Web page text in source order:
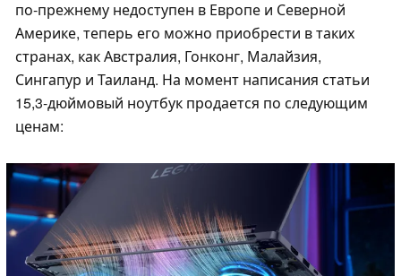
по-прежнему недоступен в Европе и Северной
Америке, теперь его можно приобрести в таких
странах, как Австралия, Гонконг, Малайзия,
Сингапур и Таиланд. На момент написания статьи
15,3-дюймовый ноутбук продается по следующим
ценам: